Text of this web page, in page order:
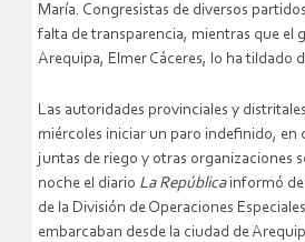
María. Congresistas de diversos
falta de transparencia, mientras que el
Arequipa, Elmer Cáceres, lo ha tildado
Las autoridades provinciales y
miércoles iniciar un paro indefinido, en
juntas de riego y otras organizaciones
noche el diario La Repúblicainformó de
de la División de Operaciones
embarcaban desde la ciudad de